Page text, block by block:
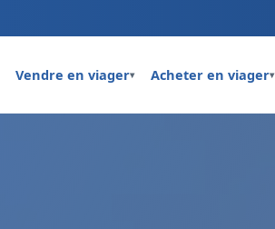
Vendre en viager▾ Acheter en viager▾